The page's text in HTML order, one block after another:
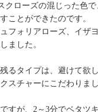
ローズの混じった色で
ことができたのです。
フォリアローズ、イザ
ました。
るタイプは、避けて欲
スチャーにこだわりまし
すが、2～3分でベタツ